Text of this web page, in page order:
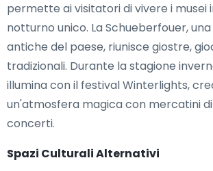
permette ai visitatori di vivere i musei
notturno unico. La Schueberfouer,
antiche del paese, riunisce giostre,
tradizionali. Durante la stagione
illumina con il festival Winterlights,
un'atmosfera magica con mercatini
concerti.
Spazi Culturali Alternativi